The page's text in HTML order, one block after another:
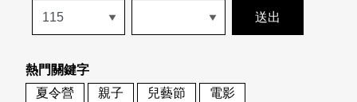
歷史專題
活動列表
地圖搜尋
關於我們
關於我們
會員基本資料
熱門關鍵字
夏令營
親子 兒藝節
電影